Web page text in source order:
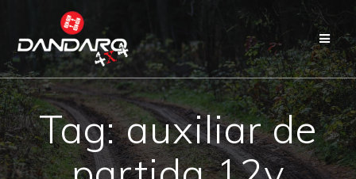
Tag:auxiliar de